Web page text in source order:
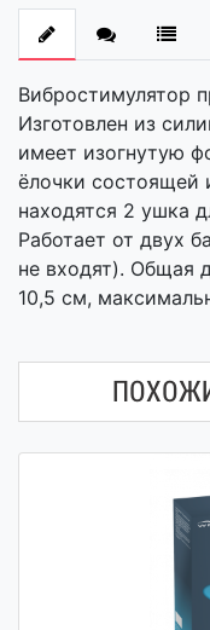
Вибростимулятор
Изготовлен из
имеет изогнутую
ёлочки состоящей
находятся 2 ушка
Работает от двух
не входят). Общая
10,5 см,